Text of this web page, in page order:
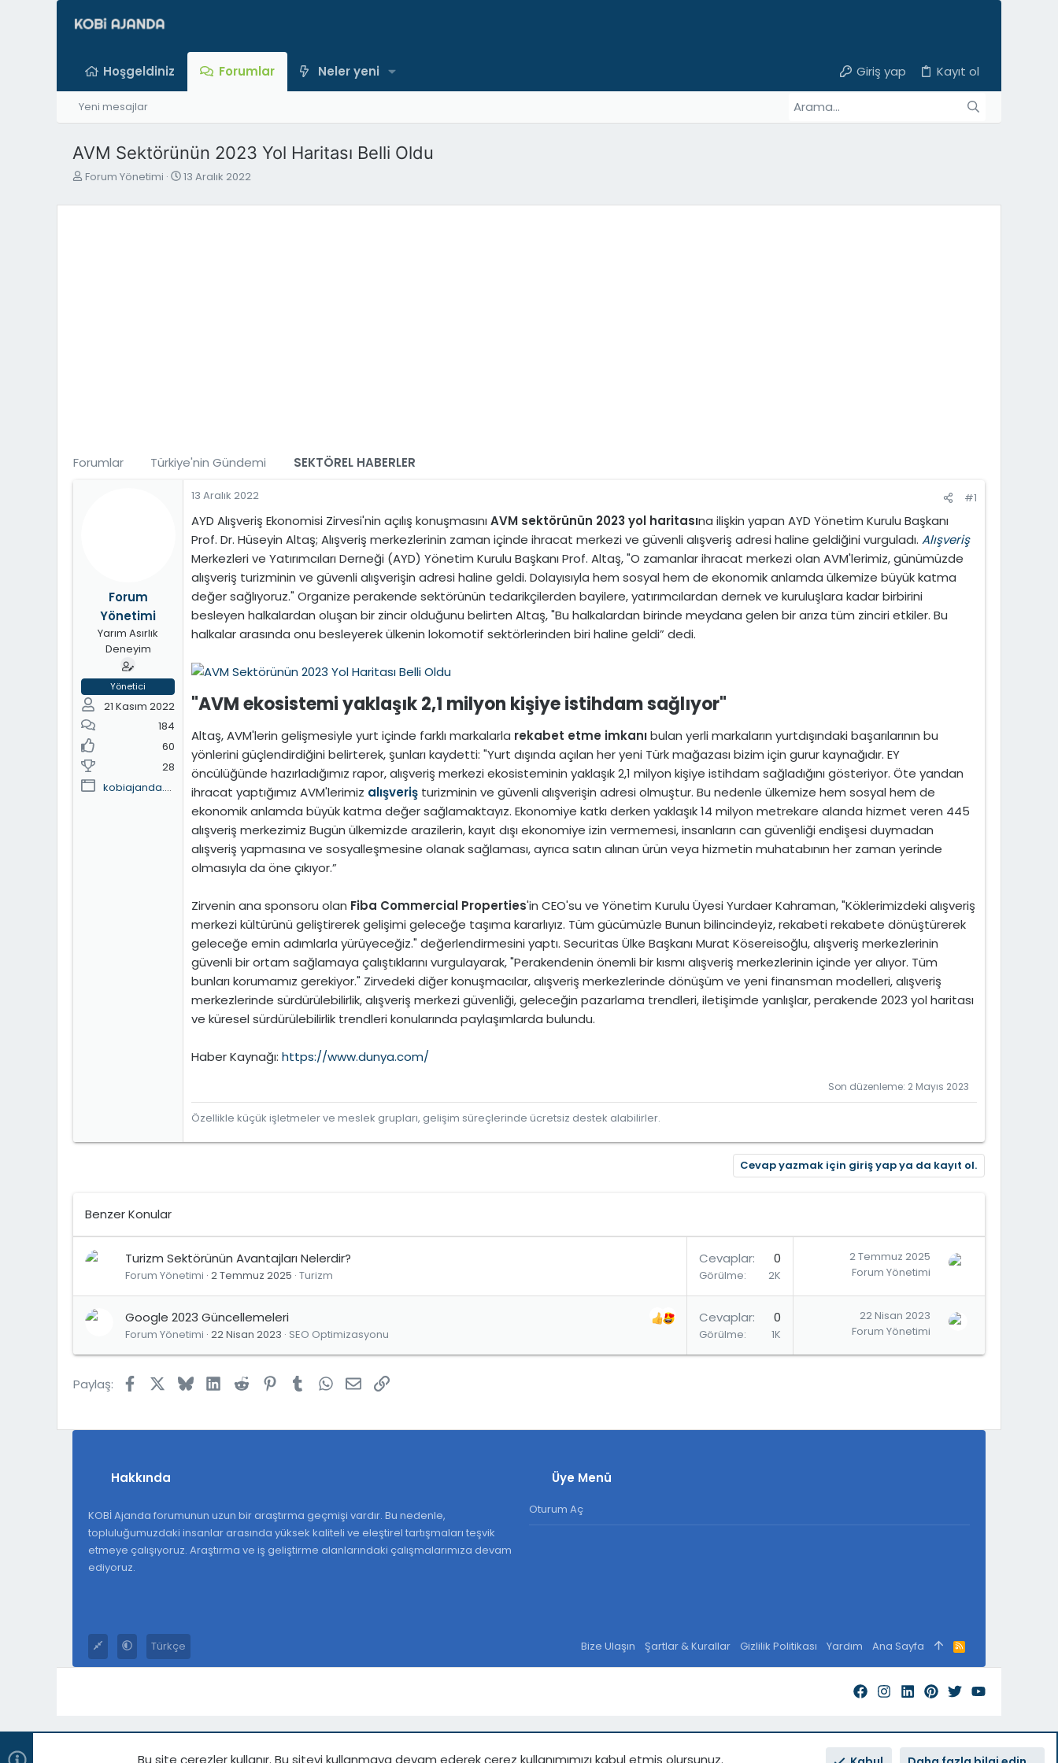
Hoşgeldiniz Forumlar Neler yeni Giriş yap Kayıt ol
Yeni mesajlar
AVM Sektörünün 2023 Yol Haritası Belli Oldu
K
n
Forum Yönetimi
B
ş
13 Aralık 2022
Forumlar Türkiye'nin Gündemi SEKTÖREL HABERLER
Forum
Yönetimi
Yarım Asırlık
Deneyim
Yönetici
21 Kasım 2022
184
60
28
kobiajanda.home.blog
13 Aralık 2022 #1
AYD Alışveriş Ekonomisi Zirvesi'nin açılış konuşmasını AVM sektörünün 2023 yol haritasına ilişkin yapan AYD Yönetim Kurulu Başkanı
Prof. Dr. Hüseyin Altaş; Alışveriş merkezlerinin zaman içinde ihracat merkezi ve güvenli alışveriş adresi haline geldiğini vurguladı. Alışveriş
Merkezleri ve Yatırımcıları Derneği (AYD) Yönetim Kurulu Başkanı Prof. Altaş, "O zamanlar ihracat merkezi olan AVM'lerimiz, günümüzde
alışveriş turizminin ve güvenli alışverişin adresi haline geldi. Dolayısıyla hem sosyal hem de ekonomik anlamda ülkemize büyük katma
değer sağlıyoruz." Organize perakende sektörünün tedarikçilerden bayilere, yatırımcılardan dernek ve kuruluşlara kadar birbirini
besleyen halkalardan oluşan bir zincir olduğunu belirten Altaş, "Bu halkalardan birinde meydana gelen bir arıza tüm zinciri etkiler. Bu
halkalar arasında onu besleyerek ülkenin lokomotif sektörlerinden biri haline geldi” dedi.
"AVM ekosistemi yaklaşık 2,1 milyon kişiye istihdam sağlıyor"​
Altaş, AVM'lerin gelişmesiyle yurt içinde farklı markalarla rekabet etme imkanıbulan yerli markaların yurtdışındaki başarılarının bu
yönlerini güçlendirdiğini belirterek, şunları kaydetti: "Yurt dışında açılan her yeni Türk mağazası bizim için gurur kaynağıdır. EY
öncülüğünde hazırladığımız rapor, alışveriş merkezi ekosisteminin yaklaşık 2,1 milyon kişiye istihdam sağladığını gösteriyor. Öte yandan
ihracat yaptığımız AVM'lerimiz alışveriş turizminin ve güvenli alışverişin adresi olmuştur. Bu nedenle ülkemize hem sosyal hem de
ekonomik anlamda büyük katma değer sağlamaktayız. Ekonomiye katkı derken yaklaşık 14 milyon metrekare alanda hizmet veren 445
alışveriş merkezimiz Bugün ülkemizde arazilerin, kayıt dışı ekonomiye izin vermemesi, insanların can güvenliği endişesi duymadan
alışveriş yapmasına ve sosyalleşmesine olanak sağlaması, ayrıca satın alınan ürün veya hizmetin muhatabının her zaman yerinde
olmasıyla da öne çıkıyor.”
Zirvenin ana sponsoru olan Fiba Commercial Properties'in CEO'su ve Yönetim Kurulu Üyesi Yurdaer Kahraman, "Köklerimizdeki alışveriş
merkezi kültürünü geliştirerek gelişimi geleceğe taşıma kararlıyız. Tüm gücümüzle Bunun bilincindeyiz, rekabeti rekabete dönüştürerek
geleceğe emin adımlarla yürüyeceğiz." değerlendirmesini yaptı. Securitas Ülke Başkanı Murat Kösereisoğlu, alışveriş merkezlerinin
güvenli bir ortam sağlamaya çalıştıklarını vurgulayarak, "Perakendenin önemli bir kısmı alışveriş merkezlerinin içinde yer alıyor. Tüm
bunları korumamız gerekiyor." Zirvedeki diğer konuşmacılar, alışveriş merkezlerinde dönüşüm ve yeni finansman modelleri, alışveriş
merkezlerinde sürdürülebilirlik, alışveriş merkezi güvenliği, geleceğin pazarlama trendleri, iletişimde yanlışlar, perakende 2023 yol haritası
ve küresel sürdürülebilirlik trendleri konularında paylaşımlarda bulundu.
Haber Kaynağı: https://www.dunya.com/
Son düzenleme: 2 Mayıs 2023
Özellikle küçük işletmeler ve meslek grupları, gelişim süreçlerinde ücretsiz destek alabilirler.
Cevap yazmak için giriş yap ya da kayıt ol.
Benzer Konular
Turizm Sektörünün Avantajları Nelerdir?
Forum Yönetimi 2 Temmuz 2025 Turizm
Cevaplar 0
Görülme 2K
2 Temmuz 2025
Forum Yönetimi
Google 2023 Güncellemeleri
Forum Yönetimi 22 Nisan 2023 SEO Optimizasyonu
Cevaplar 0
Görülme 1K
22 Nisan 2023
Forum Yönetimi
Paylaş: FacebookBlueskyLinkedIn
Reddit Pinterest
TumblrWhatsApp
E-posta
Link
Hakkında
KOBİ Ajanda forumunun uzun bir araştırma geçmişi vardır. Bu nedenle,
topluluğumuzdaki insanlar arasında yüksek kaliteli ve eleştirel tartışmaları teşvik
etmeye çalışıyoruz. Araştırma ve iş geliştirme alanlarındaki çalışmalarımıza devam
ediyoruz.
Üye Menü
Oturum Aç
Türkçe Bize Ulaşın Şartlar & Kurallar Gizlilik Politikası Yardım Ana Sayfa
R
S
S
Bu site çerezler kullanır. Bu siteyi kullanmaya devam ederek çerez kullanımımızı kabul etmiş olursunuz.